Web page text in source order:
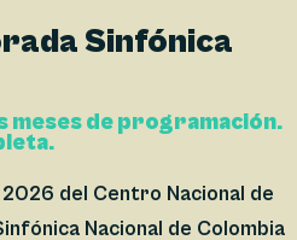
Sinfónica
meses de programación.
del Centro Nacional de
Nacional de Colombia